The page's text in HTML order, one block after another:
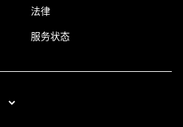
法律
服务状态